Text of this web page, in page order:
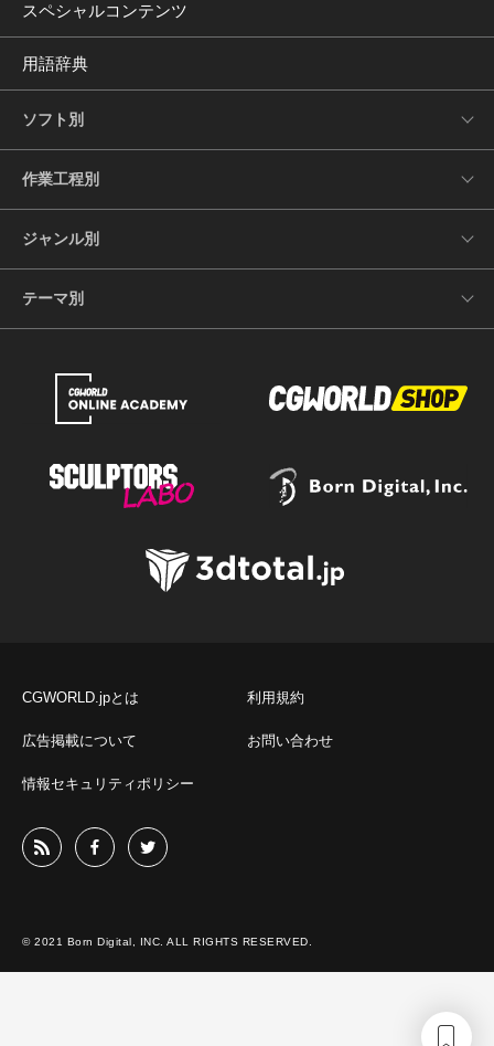
スペシャルコンテンツ
用語辞典
ソフト別
作業工程別
ジャンル別
テーマ別
CGWORLD.jpとは 利用規約
広告掲載について お問い合わせ
情報セキュリティポリシー
© 2021 Born Digital, INC. ALL RIGHTS RESERVED.